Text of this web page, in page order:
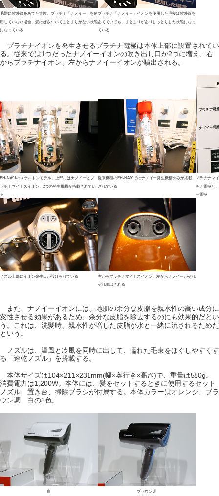
毛髪に紫外線をあてた実験。プラチナ「ナノイー」を使
用していない場合、髪はぱさついてまとまりがない状態
になっている
プラチナ「ナノイー」イオンを使用した毛髪は紫外線を
あてていても、まとまりがありしっとりした状態になっ
ている
プラチナイオンを発生させるプラチナ電極は本体上部に設置されてい
る。従来では1つだったナノイーイオンの吹き出し口が2つに増え、右
からプラチナイオン、左からナノイーイオンが噴出される。
EH-NA91のスケルトンモデル。上部にはナノイーとプ
ラチナマイナスイオン、2つの発生機構が搭載されてい
る
従来機種のEH-NA90ではナノイー発生機構のみが搭載
されている
プラチナマ
チナ電極と
ー電極
ノズル上部にイオン発生口が設けられている
右からプラチナマイナスイオン、左からナノイーがそれ
ぞれ噴出される
また、ナノイーイオンには、地肌の余分な皮脂を親水性の高い成分に
変性させる効果があるため、余分な皮脂を除去するのにも効果的だとい
う。これは、洗髪時、親水性が増した皮脂が水と一緒に流されるためだ
という。
ノズルは、温風と冷風を同時に出して、濡れた毛束をほぐしやすくす
る「速乾ノズル」を搭載する。
本体サイズは104×211×231mm(幅×奥行き×高さ)で、重量は580g。
消費電力は1,200W。本体には、髪をセットするときに使用するセット
ノズル、置き台、掃除ブラシが付属する。本体カラーはオレンジ、ブラ
ウン調、白の3色。
白 ブラウン調